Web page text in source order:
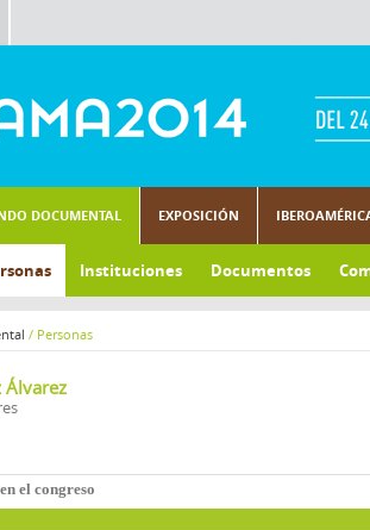
DOCUMENTAL EXPOSICIÓN
Instituciones Documentos
/ Personas
Álvarez
el congreso